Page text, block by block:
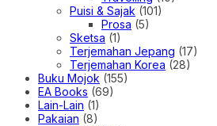
Puisi & Sajak (101)
Prosa (5)
Sketsa (1)
Terjemahan Jepang (17)
Terjemahan Korea (28)
Buku Mojok (155)
EA Books (69)
Lain-Lain (1)
Pakaian (8)